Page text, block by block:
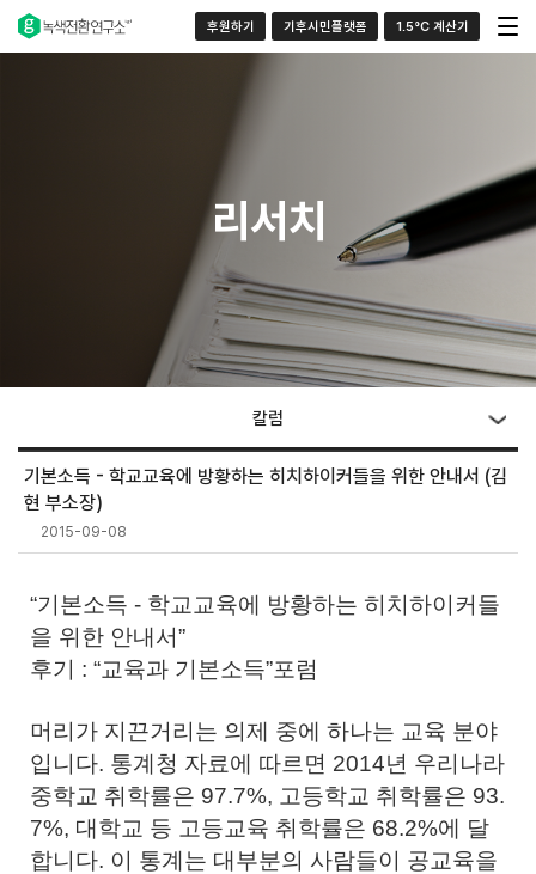
후원하기 기후시민플랫폼 1.5°C 계산기
리서치
칼럼
기본소득 - 학교교육에 방황하는 히치하이커들을 위한 안내서 (김
현 부소장)
2015-09-08
“기본소득 - 학교교육에 방황하는 히치하이커들
을 위한 안내서”
후기 : “교육과 기본소득”포럼
머리가 지끈거리는 의제 중에 하나는 교육 분야
입니다. 통계청 자료에 따르면 2014년 우리나라
중학교 취학률은 97.7%, 고등학교 취학률은 93.
7%, 대학교 등 고등교육 취학률은 68.2%에 달
합니다. 이 통계는 대부분의 사람들이 공교육을